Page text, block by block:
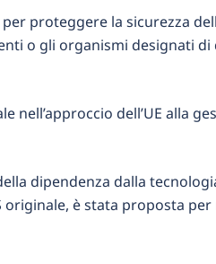
proteggere la sicurezza
o gli organismi designati di
dell’UE alla
dipendenza dalla
è stata proposta